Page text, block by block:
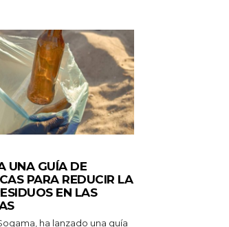
UNA GUÍA DE
PARA REDUCIR LA
EN LAS
ha lanzado una guía